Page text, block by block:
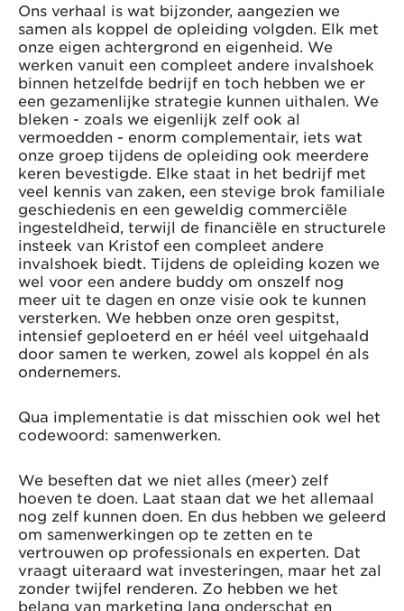
Ons verhaal is wat bijzonder, aangezien we
samen als koppel de opleiding volgden. Elk met
onze eigen achtergrond en eigenheid. We
werken vanuit een compleet andere invalshoek
binnen hetzelfde bedrijf en toch hebben we er
een gezamenlijke strategie kunnen uithalen. We
bleken - zoals we eigenlijk zelf ook al
vermoedden - enorm complementair, iets wat
onze groep tijdens de opleiding ook meerdere
keren bevestigde. Elke staat in het bedrijf met
veel kennis van zaken, een stevige brok familiale
geschiedenis en een geweldig commerciële
ingesteldheid, terwijl de financiële en structurele
insteek van Kristof een compleet andere
invalshoek biedt. Tijdens de opleiding kozen we
wel voor een andere buddy om onszelf nog
meer uit te dagen en onze visie ook te kunnen
versterken. We hebben onze oren gespitst,
intensief geploeterd en er héél veel uitgehaald
door samen te werken, zowel als koppel én als
ondernemers.
Qua implementatie is dat misschien ook wel het
codewoord: samenwerken.
We beseften dat we niet alles (meer) zelf
hoeven te doen. Laat staan dat we het allemaal
nog zelf kunnen doen. En dus hebben we geleerd
om samenwerkingen op te zetten en te
vertrouwen op professionals en experten. Dat
vraagt uiteraard wat investeringen, maar het zal
zonder twijfel renderen. Zo hebben we het
belang van marketing lang onderschat en